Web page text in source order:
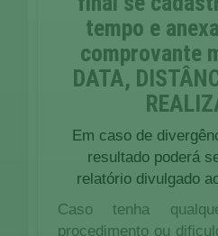
tempo e
comprovante
DATA,
Em caso de
resultado poderá
relatório divulgado
Caso tenha
procedimento ou